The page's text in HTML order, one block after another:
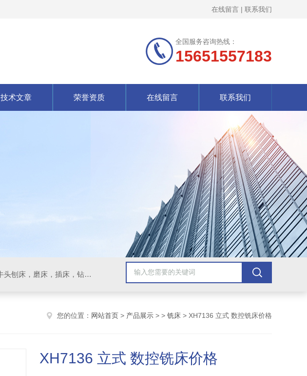
在线留言 | 联系我们
全国服务咨询热线：
15651557183
技术文章 荣誉资质 在线留言 联系我们
数控车床，加工中心，数控铣床，立钻，台钻，摇臂钻床，锯床，牛头刨床，磨床，插床，钻铣床，滚齿机
您的位置： 网站首页 > 产品展示 > > 铣床 > XH7136 立式 数控铣床价格
XH7136 立式 数控铣床价格